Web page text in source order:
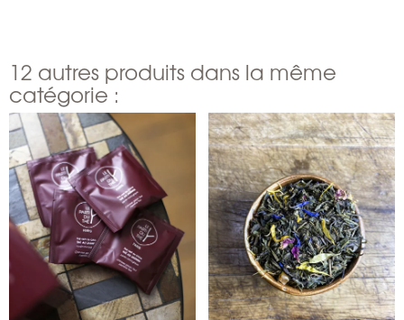
b
a
s
12 autres produits dans la même
catégorie :